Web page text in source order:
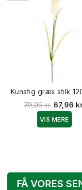
Kunstig græs stilk
79,95 kr. 67,96
VIS MERE
FÅ VORES